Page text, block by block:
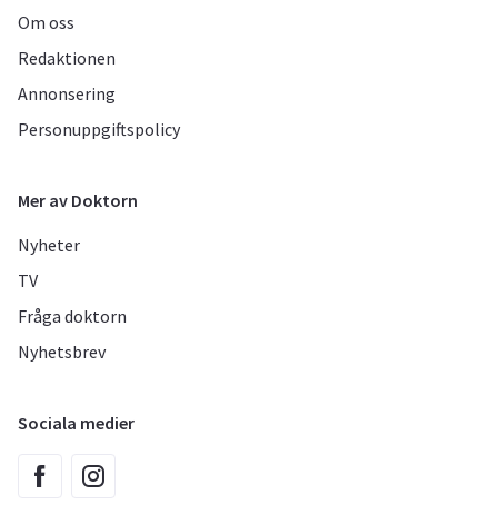
Om oss
Redaktionen
Annonsering
Personuppgiftspolicy
Mer av Doktorn
Nyheter
TV
Fråga doktorn
Nyhetsbrev
Sociala medier